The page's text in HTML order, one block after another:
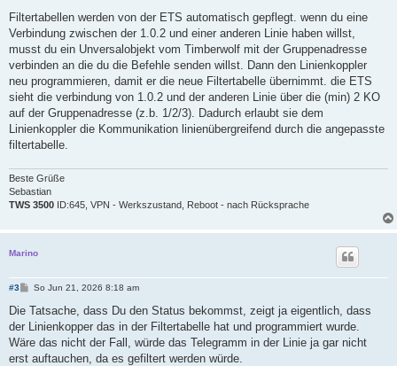
i
r
a
Filtertabellen werden von der ETS automatisch gepflegt. wenn du eine
Verbindung zwischen der 1.0.2 und einer anderen Linie haben willst,
musst du ein Unversalobjekt vom Timberwolf mit der Gruppenadresse
verbinden an die du die Befehle senden willst. Dann den Linienkoppler
neu programmieren, damit er die neue Filtertabelle übernimmt. die ETS
sieht die verbindung von 1.0.2 und der anderen Linie über die (min) 2 KO
auf der Gruppenadresse (z.b. 1/2/3). Dadurch erlaubt sie dem
Linienkoppler die Kommunikation linienübergreifend durch die angepasste
filtertabelle.
Beste Grüße
Sebastian
TWS 3500 ID:645, VPN - Werkszustand, Reboot - nach Rücksprache
Marino
#3
B
i
r
a
So Jun 21, 2026 8:18 am
Die Tatsache, dass Du den Status bekommst, zeigt ja eigentlich, dass
der Linienkopper das in der Filtertabelle hat und programmiert wurde.
Wäre das nicht der Fall, würde das Telegramm in der Linie ja gar nicht
erst auftauchen, da es gefiltert werden würde.